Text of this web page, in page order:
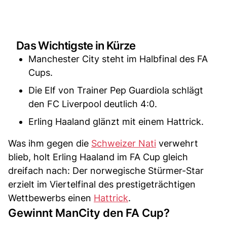
Das Wichtigste in Kürze
Manchester City steht im Halbfinal des FA
Cups.
Die Elf von Trainer Pep Guardiola schlägt
den FC Liverpool deutlich 4:0.
Erling Haaland glänzt mit einem Hattrick.
Was ihm gegen die Schweizer Nati verwehrt
blieb, holt Erling Haaland im FA Cup gleich
dreifach nach: Der norwegische Stürmer-Star
erzielt im Viertelfinal des prestigeträchtigen
Wettbewerbs einen Hattrick.
Gewinnt ManCity den FA Cup?